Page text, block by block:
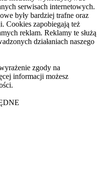
serwisach internetowych.
były bardziej trafne oraz
Cookies zapobiegają też
reklam. Reklamy te służą
działaniach naszego
zgody na
informacji możesz